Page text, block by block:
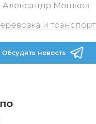
Александр Мошков
и транспорт
Обсудить новость